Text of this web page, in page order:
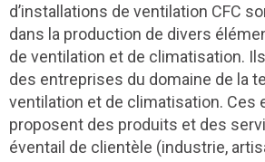
d’installations de ventilation CFC
dans la production de divers
de ventilation et de climatisation.
des entreprises du domaine de la
ventilation et de climatisation. Ces
proposent des produits et des
éventail de clientèle (industrie,